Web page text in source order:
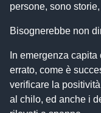
persone, sono
Bisognerebbe non
In emergenza
errato, come è
verificare la
al chilo, ed anche i